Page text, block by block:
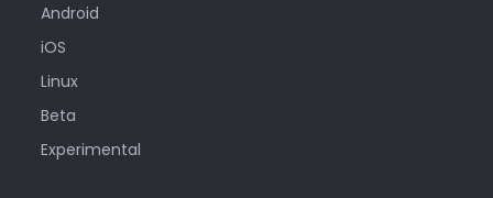
Android
iOS
Linux
Beta
Experimental